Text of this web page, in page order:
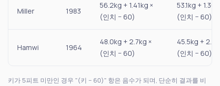
Miller 1983
56.2kg + 1.41kg ×
(인치 − 60)
53.1kg +
(인치 − 60)
Hamwi 1964
48.0kg + 2.7kg ×
(인치 − 60)
45.5kg +
(인치 − 60)
키가 5피트 미만인 경우 "(키 − 60)" 항은 음수가 되며, 단순히 결과를 비